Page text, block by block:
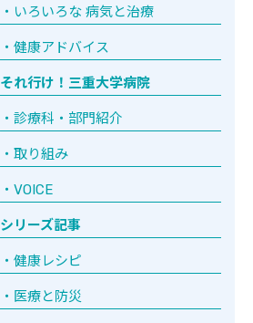
いろいろな 病気と治療
健康アドバイス
それ行け！三重大学病院
診療科・部門紹介
取り組み
VOICE
シリーズ記事
健康レシピ
医療と防災